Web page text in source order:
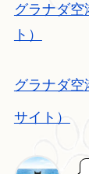
グラナダ
ト）
グラナダ
サイト）